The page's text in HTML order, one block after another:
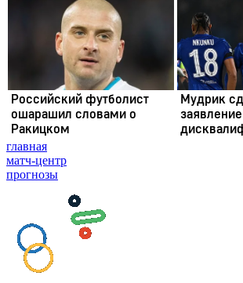
главная
матч-центр
прогнозы